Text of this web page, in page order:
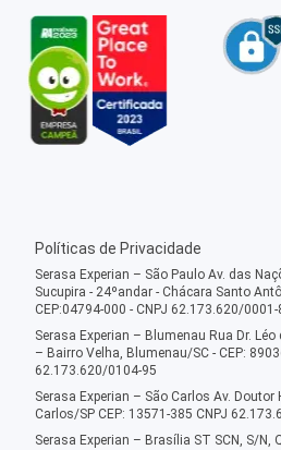
Políticas de Privacidade
Serasa Experian – São Paulo Av. das
Sucupira - 24ºandar - Chácara Santo
CEP:04794-000 - CNPJ 62.173.620/0001-
Serasa Experian – Blumenau Rua Dr.
– Bairro Velha, Blumenau/SC - CEP:
62.173.620/0104-95
Serasa Experian – São Carlos Av.
Carlos/SP CEP: 13571-385 CNPJ
Serasa Experian – Brasília ST SCN, S/N,